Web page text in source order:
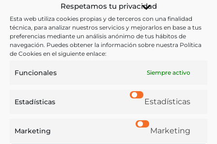
Respetamos tu privacidad
Esta web utiliza cookies propias y de terceros con una finalidad
técnica, para analizar nuestros servicios y mejorarlos en base a tus
preferencias mediante un análisis anónimo de tus hábitos de
navegación. Puedes obtener la información sobre nuestra Política
de Cookies en el siguiente enlace:
Funcionales Siempre activo
Estadísticas Estadísticas
Marketing Marketing
Ver más libros de estas materias:
Alimentos,Cocina,Gastronomía
Ver más libros con las palabras clave:
Cocina,Cocina española Conferencias culinarias,